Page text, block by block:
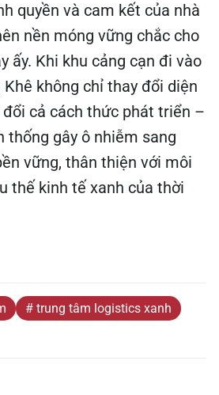
quyền và cam kết của nhà
nền móng vững chắc cho
ấy. Khi khu cảng cạn đi vào
không chỉ thay đổi diện
cả cách thức phát triển –
thống gây ô nhiễm sang
vững, thân thiện với môi
thế kinh tế xanh của thời
# trung tâm logistics xanh